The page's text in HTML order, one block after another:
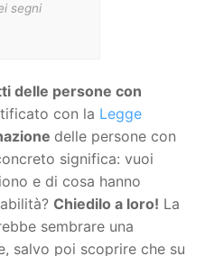
segni
delle persone con
con la Legge
delle persone con
significa: vuoi
e di cosa hanno
Chiedilo a loro! La
sembrare una
salvo poi scoprire che su